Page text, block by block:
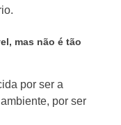
mas não é tão
por ser a
por ser